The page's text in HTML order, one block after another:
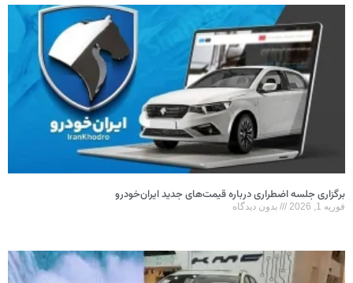
برگزاری جلسه اضطراری درباره قیمت‌های جدید ایران‌خودرو
فوریه 1, 2026 بدون دیدگاه